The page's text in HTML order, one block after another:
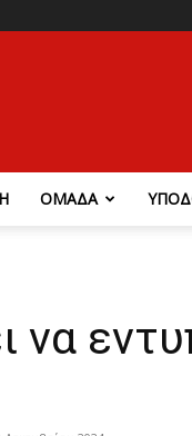
ΟΜΑΔΑ
να